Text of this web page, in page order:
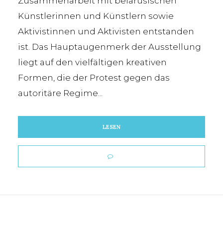
Künstlerinnen und Künstlern sowie
Aktivistinnen und Aktivisten entstanden
ist. Das Hauptaugenmerk der Ausstellung
liegt auf den vielfältigen kreativen
Formen, die der Protest gegen das
autoritäre Regime...
LESEN